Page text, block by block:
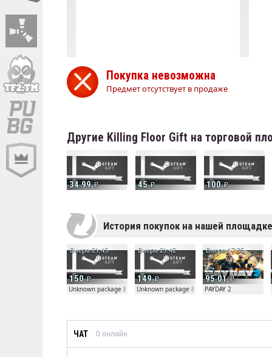
Покупка невозможна
Предмет отсутствует в продаже
Другие Killing Floor Gift на торговой
34.99 45 100
История покупок на нашей площадке
150
Вчера 21:45
Unknown package 81804
149
Вчера 21:42
Unknown package 81804
95.01
Вчера 17:35
PAYDAY 2
ЧАТ 0 онлайн